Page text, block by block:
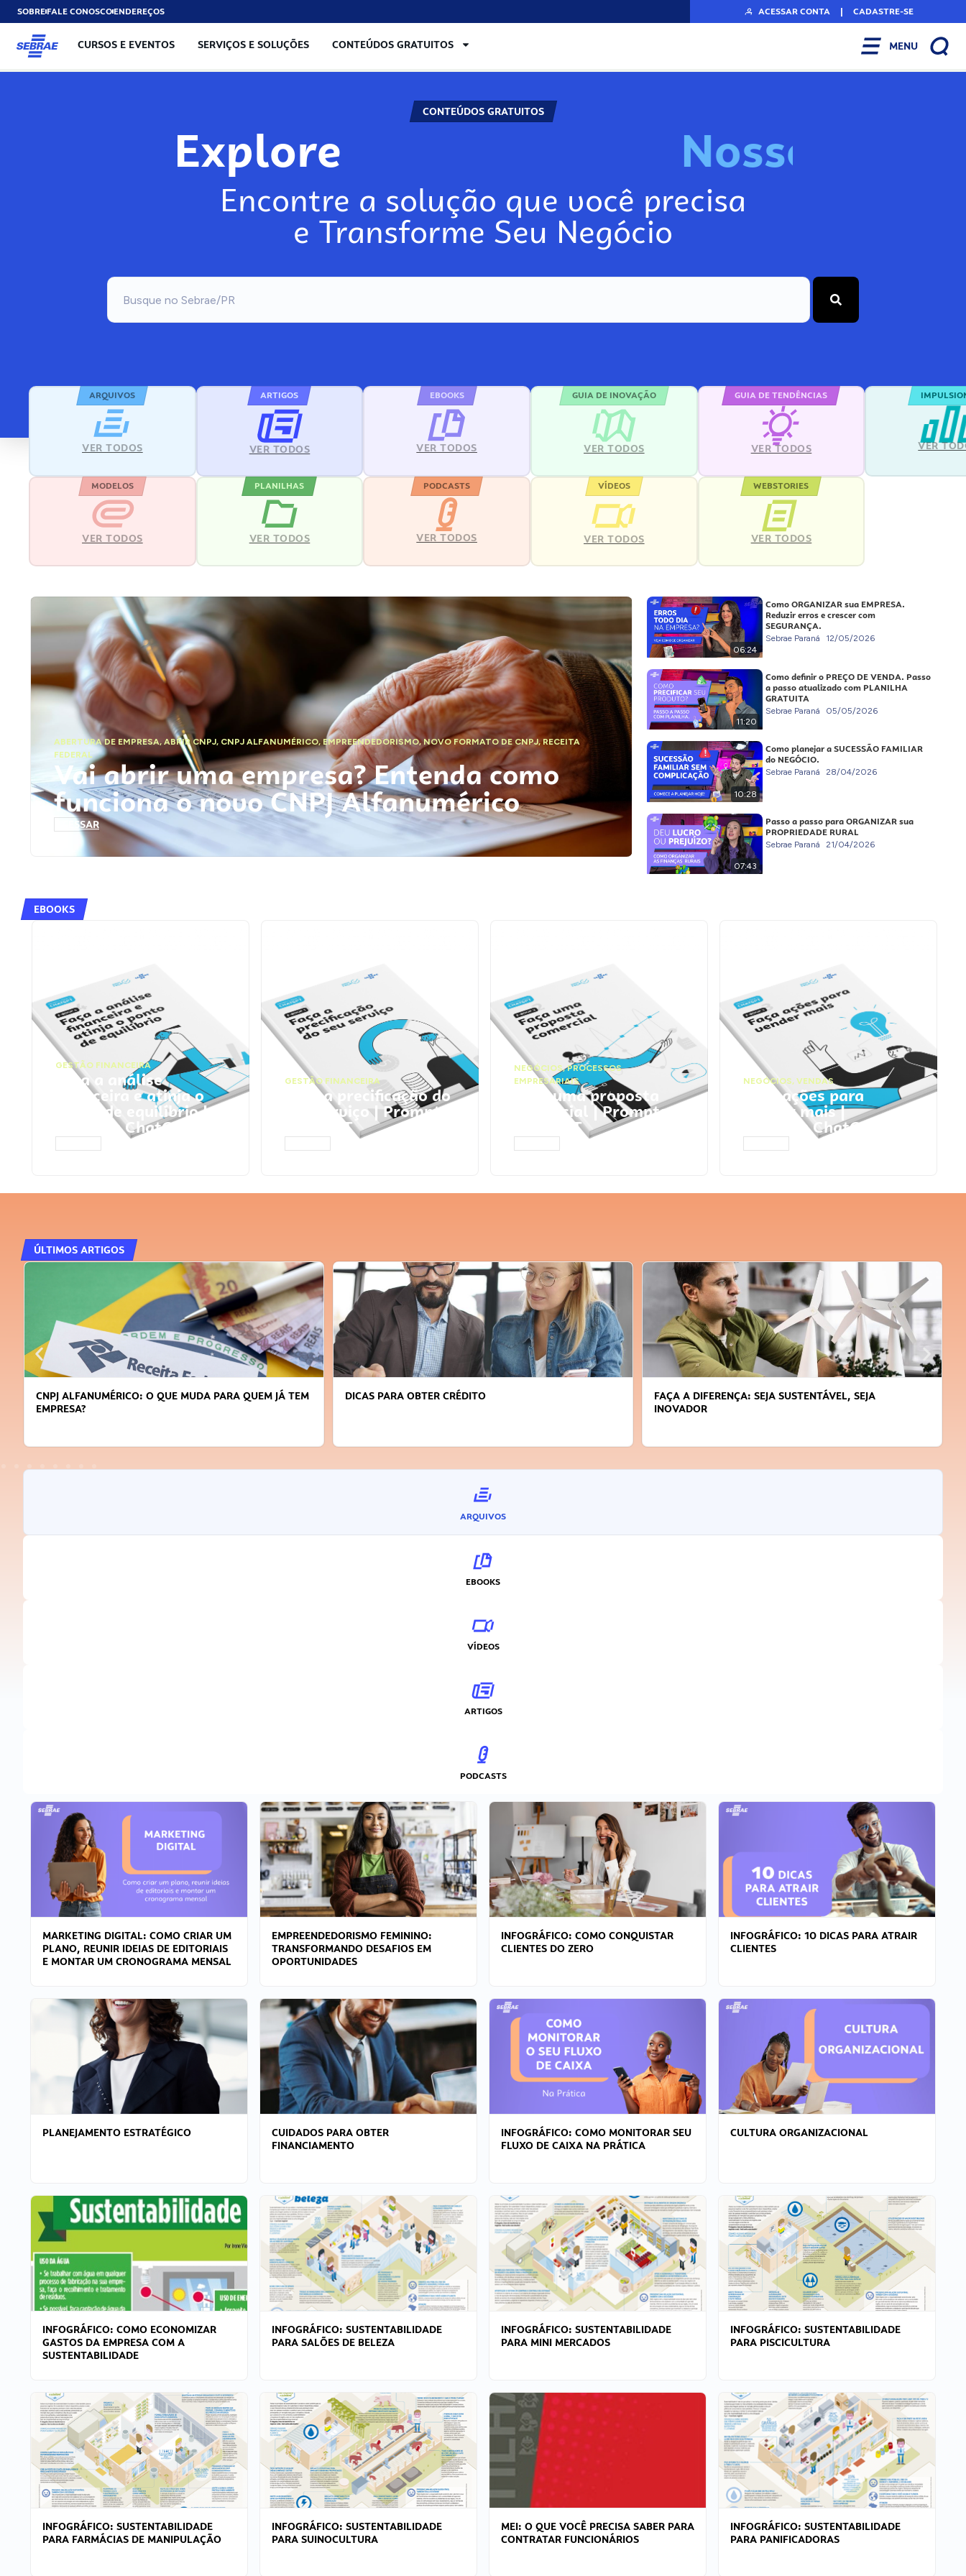
SOBREFALE CONOSCOENDEREÇOS ACESSAR CONTA | CADASTRE-SE
CURSOS E EVENTOS SERVIÇOS E SOLUÇÕES CONTEÚDOS GRATUITOS MENU
CONTEÚDOS GRATUITOS
Explore Nosso
Encontre a solução que você precisa
e Transforme Seu Negócio
ARQUIVOS
VER TODOS
ARTIGOS
VER TODOS
EBOOKS
VER TODOS
GUIA DE INOVAÇÃO
VER TODOS
GUIA DE TENDÊNCIAS
VER TODOS VER
MODELOS
VER TODOS
PLANILHAS
VER TODOS
PODCASTS
VER TODOS
VÍDEOS
VER TODOS
WEBSTORIES
VER TODOS
ABERTURA DE EMPRESA,ABRIR CNPJ, CNPJ ALFANUMÉRICO, EMPREENDEDORISMO,NOVO FORMATO DE CNPJ,RECEITA
FEDERAL
Vai abrir uma empresa? Entenda como
funciona o novo CNPJ Alfanumérico
ACESSAR
06:24
Como ORGANIZAR sua EMPRESA.
Reduzir erros e crescer com
SEGURANÇA.
Sebrae Paraná 12/05/2026
11:20
Como definir o PREÇO DE VENDA. Passo
a passo atualizado com PLANILHA
GRATUITA
Sebrae Paraná 05/05/2026
10:28
Como planejar a SUCESSÃO FAMILIAR
do NEGÓCIO.
Sebrae Paraná 28/04/2026
07:43
Passo a passo para ORGANIZAR sua
PROPRIEDADE RURAL
Sebrae Paraná 21/04/2026
EBOOKS
GESTÃO FINANCEIRA
Faça a análise
financeira e atinja o
ponto de equilíbrio |
Prompts ChatGPT
GESTÃO FINANCEIRA
Faça a precificação do
seu serviço | Prompts
ChatGPT
NEGÓCIOS,PROCESSOS
EMPRESARIAIS
Faça uma proposta
comercial | Prompts
ChatGPT
NEGÓCIOS, VENDAS
Faça ações para
vender mais |
Prompts ChatGPT
ÚLTIMOS ARTIGOS
CNPJ ALFANUMÉRICO: O QUE MUDA PARA QUEM JÁ TEM
EMPRESA?
DICAS PARA OBTER CRÉDITO
FAÇA A DIFERENÇA: SEJA SUSTENTÁVEL, SEJA
INOVADOR
ARQUIVOS
EBOOKS
VÍDEOS
ARTIGOS
PODCASTS
MARKETING DIGITAL: COMO CRIAR UM
PLANO, REUNIR IDEIAS DE EDITORIAIS
E MONTAR UM CRONOGRAMA MENSAL
EMPREENDEDORISMO FEMININO:
TRANSFORMANDO DESAFIOS EM
OPORTUNIDADES
INFOGRÁFICO: COMO CONQUISTAR
CLIENTES DO ZERO
INFOGRÁFICO: 10 DICAS PARA ATRAIR
CLIENTES
PLANEJAMENTO ESTRATÉGICO
CUIDADOS PARA OBTER
FINANCIAMENTO
INFOGRÁFICO: COMO MONITORAR SEU
FLUXO DE CAIXA NA PRÁTICA
CULTURA ORGANIZACIONAL
INFOGRÁFICO: COMO ECONOMIZAR
GASTOS DA EMPRESA COM A
SUSTENTABILIDADE
INFOGRÁFICO: SUSTENTABILIDADE
PARA SALÕES DE BELEZA
INFOGRÁFICO: SUSTENTABILIDADE
PARA MINI MERCADOS
INFOGRÁFICO: SUSTENTABILIDADE
PARA PISCICULTURA
INFOGRÁFICO: SUSTENTABILIDADE
PARA FARMÁCIAS DE MANIPULAÇÃO
INFOGRÁFICO: SUSTENTABILIDADE
PARA SUINOCULTURA
MEI: O QUE VOCÊ PRECISA SABER PARA
CONTRATAR FUNCIONÁRIOS
INFOGRÁFICO: SUSTENTABILIDADE
PARA PANIFICADORAS